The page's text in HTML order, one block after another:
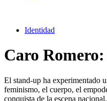
Identidad
Caro
El stand-up ha experimentado
feminismo, el cuerpo, el
conquista de la escena nacional.